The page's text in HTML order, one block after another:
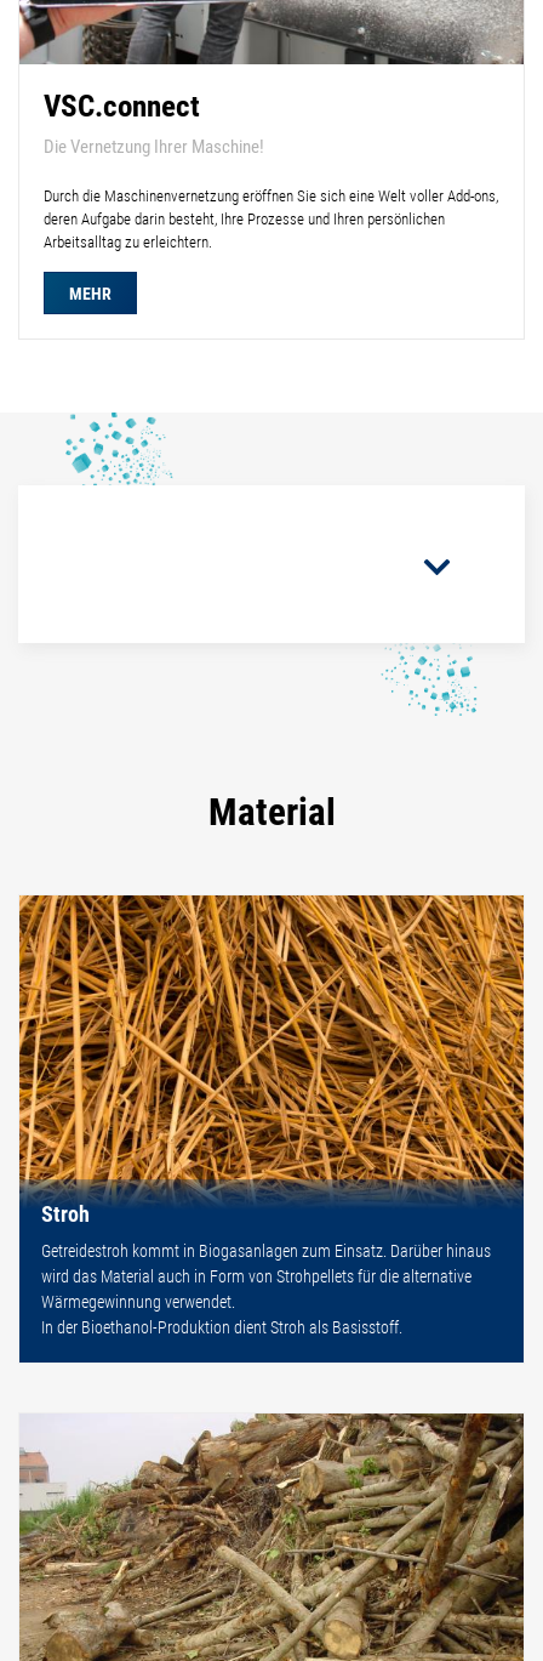
VSC.connect
Die Vernetzung Ihrer Maschine!
Durch die Maschinenvernetzung eröffnen Sie sich eine Welt voller Add-ons,
deren Aufgabe darin besteht, Ihre Prozesse und Ihren persönlichen
Arbeitsalltag zu erleichtern.
MEHR
Material
Stroh
Getreidestroh kommt in Biogasanlagen zum Einsatz. Darüber hinaus
wird das Material auch in Form von Strohpellets für die alternative
Wärmegewinnung verwendet.
In der Bioethanol-Produktion dient Stroh als Basisstoff.